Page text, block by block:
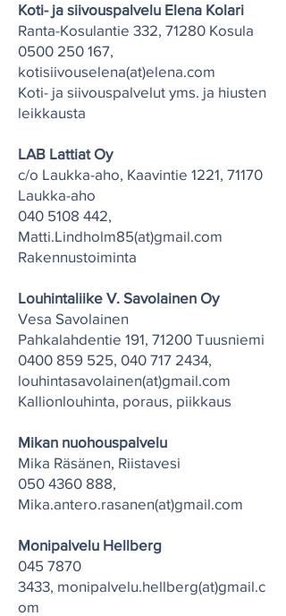
Koti- ja siivouspalvelu Elena Kolari
Ranta-Kosulantie 332, 71280 Kosula
0500 250 167,
kotisiivouselena(at)elena.com
Koti- ja siivouspalvelut yms. ja hiusten
leikkausta
LAB Lattiat Oy
c/o Laukka-aho, Kaavintie 1221, 71170
Laukka-aho
040 5108 442,
Matti.Lindholm85(at)gmail.com
Rakennustoiminta
Louhintaliike V. Savolainen Oy
Vesa Savolainen
Pahkalahdentie 191, 71200 Tuusniemi
0400 859 525, 040 717 2434,
louhintasavolainen(at)gmail.com
Kallionlouhinta, poraus, piikkaus
Mikan nuohouspalvelu
Mika Räsänen, Riistavesi
050 4360 888,
Mika.antero.rasanen(at)gmail.com
Monipalvelu Hellberg
045 7870
3433, monipalvelu.hellberg(at)gmail.c
om